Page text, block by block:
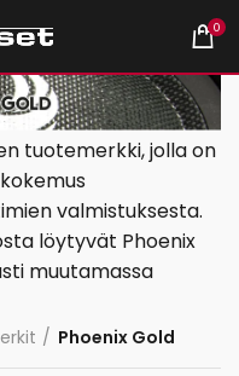
0
tuotemerkki, jolla on
valmistuksesta.
löytyvät Phoenix
muutamassa
Phoenix Gold